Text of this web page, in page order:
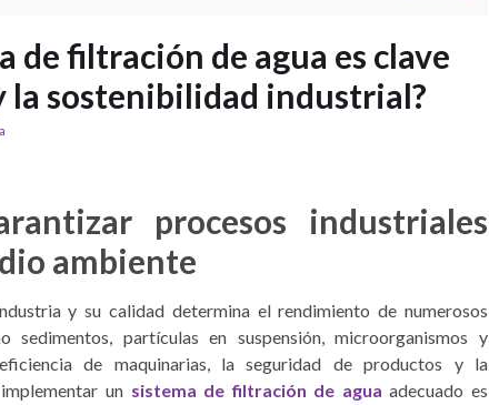
de filtración de agua es clave
la sostenibilidad industrial?
procesos industriales
ambiente
y su calidad determina el rendimiento de numerosos
sedimentos, partículas en suspensión, microorganismos y
de maquinarias, la seguridad de productos y la
un sistema de filtración de agua adecuado es